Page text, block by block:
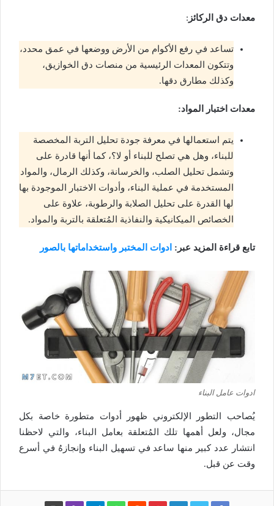
معدات دق الركائز :
تساعد في رفع الأكوام من الأرض ووضعها في عمق محدد،
وتتكون المعدات الرئيسية من منصات دق الخوازيق،
وكذلك مطارق دقها.
معدات اختبار المواد:
يتم استعمالها في معرفة جودة تحليل التربة المخصصة
للبناء، وهل هي تصلح للبناء أو لا؟، كما أنها قادرة على
وتشمل تحليل الصلب، والخرسانة، وكذلك الرمال، والمواد
المستخدمة في عملية البناء، وأدوات الاختبار الموجودة بها
لها القدرة على تحليل الصلابة والرطوبة، علاوة على
الخصائص الميكانيكية والنفاذية المُتعلقة بالتربة والمواد.
تابع قراءة المزيد عبر: ادوات المختبر واستخداماتها بالصور
ادوات عامل البناء
يُصاحب التطور الإلكتروني ظهور أدوات متطورة خاصة بكل
مجال، ولعل أهمها تلك المُتعلقة بعامل البناء، والتي لاحظنا
انتشار عدد كبير منها ساعد في تسهيل البناء وإنجازهُ في أسرع
وقت عن قبل.